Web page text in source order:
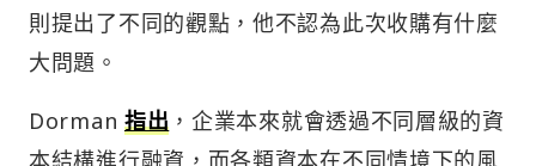
則提出了不同的觀點，他不認為此次收購有什麼
大問題。
Dorman 指出 ，企業本來就會透過不同層級的資